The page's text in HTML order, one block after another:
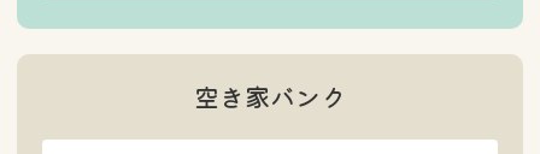
空き家バンク